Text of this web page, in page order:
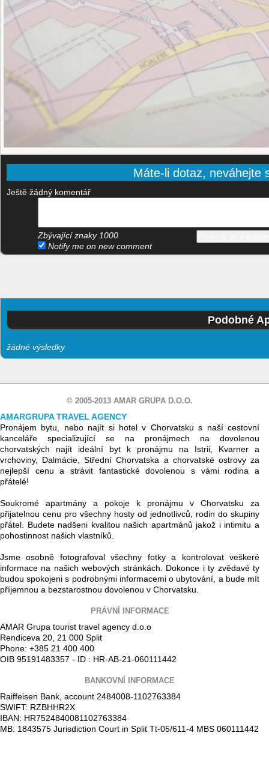
Máte-li dotaz, neváhejte
Ještě žádný komentář
Zbývající znaky 1000
Notify me on new comment
Podobné
žádné výsledky
© 2005-2013 AMAR GRUPA D.O.O.
AMARGRUPA TRAVEL AGENCY
Pronájem bytu, nebo najít si hotel v Chorvatsku s naší cestovní
kanceláře specializující se na pronájmech na dovolenou
chorvatských najít ideální byt k pronájmu na Istrii, Kvarner a
vrchoviny, Dalmácie, Střední Chorvatska a chorvatské ostrovy za
nejlepší cenu a strávit fantastické dovolenou s vámi rodina a
přátelé!
Soukromé apartmány a pokoje k pronájmu v Chorvatsku za
přijatelnou cenu pro všechny hosty od jednotlivců, rodin do skupiny
přátel. Budete nadšeni kvalitou našich apartmánů jakož i intimitu a
pohostinnost našich vlastníků.
Jsme osobně fotografoval všechny fotky a kontrolovat veškeré
informace na našich webových stránkách. Dokonce i ty zvědavé ty
budou spokojeni s podrobnými informacemi o ubytování, a bude mít
příjemnou a bezstarostnou dovolenou v Chorvatsku.
PRÁVNÍ INFORMACE
AMAR Grupa tourist travel agency d.o.o
Rendiceva 20, 21 000 Split
Phone: +385 21 400 400
OIB 95191483357 - ID : HR-AB-21-060111442
BANKOVNÍ INFORMACE
Raiffeisen Bank, account 2484008-1102763384
SWIFT: RZBHHR2X
IBAN: HR7524840081102763384
MB: 1843575 Jurisdiction Court in Split Tt-05/611-4 MBS 060111442